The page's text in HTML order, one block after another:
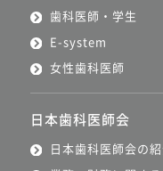
歯科医師・学生
E-system
女性歯科医師
日本歯科医師会
日本歯科医師会の